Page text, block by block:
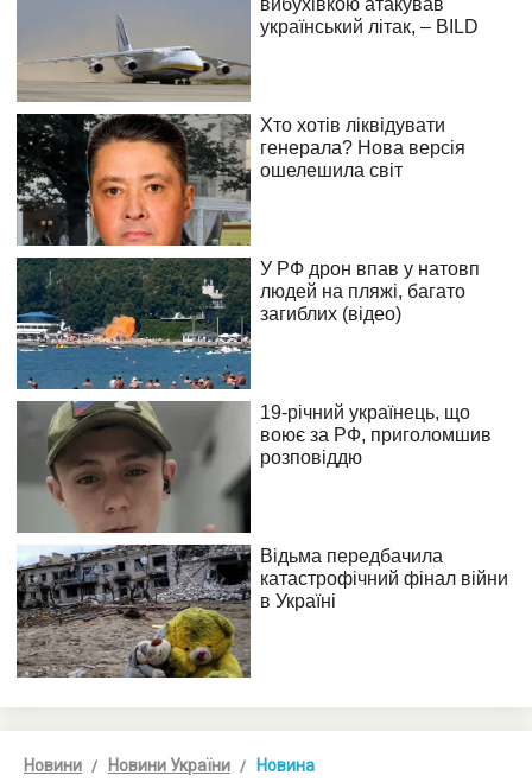
Новини Новини України Новина